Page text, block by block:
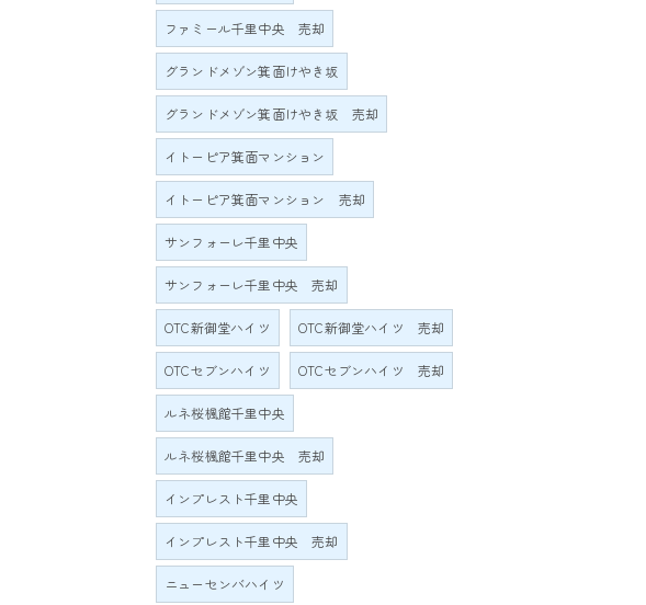
ファミール千里中央 売却
グランドメゾン箕面けやき坂
グランドメゾン箕面けやき坂 売却
イトーピア箕面マンション
イトーピア箕面マンション 売却
サンフォーレ千里中央
サンフォーレ千里中央 売却
OTC新御堂ハイツ OTC新御堂ハイツ 売却
OTCセブンハイツ OTCセブンハイツ 売却
ルネ桜楓館千里中央
ルネ桜楓館千里中央 売却
インプレスト千里中央
インプレスト千里中央 売却
ニューセンバハイツ